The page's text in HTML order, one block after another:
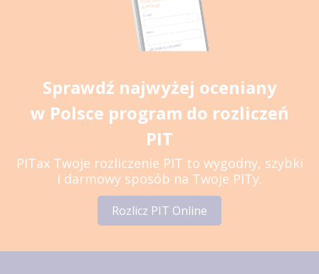
Sprawdź najwyżej oceniany
w Polsce program do rozliczeń
PIT
PITax Twoje rozliczenie PIT to wygodny, szybki
i darmowy sposób na Twoje PITy.
Rozlicz PIT Online